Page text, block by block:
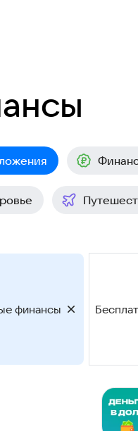
финансы